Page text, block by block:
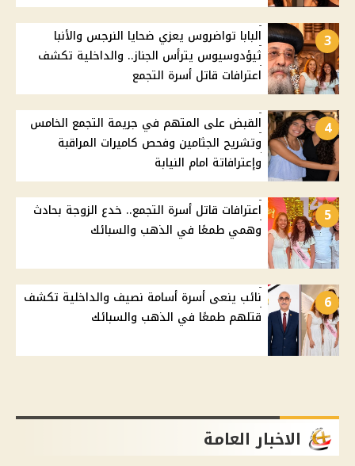
3
البابا تواضروس يعزي ضحايا النرجس والأنبا
ثيؤدوسيوس يترأس الجناز.. والداخلية تكشف
اعترافات قاتل أسرة التجمع
4
القبض على المتهم في جريمة التجمع الخامس
وتشريح الجثامين وفحص كاميرات المراقبة
وإعترافاتة امام النيابة
5
اعترافات قاتل أسرة التجمع.. خدع الزوجة بحادث
وهمي طمعًا في الذهب والسبائك
6
نائب ينعى أسرة أسامة نصيف والداخلية تكشف
قتلهم طمعًا في الذهب والسبائك
الاخبار العامة